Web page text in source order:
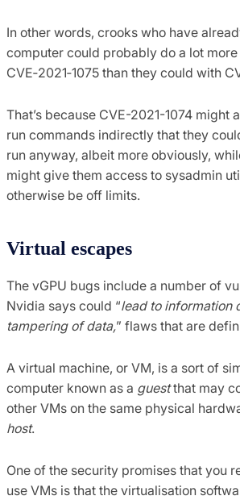
In other words, crooks who have
computer could probably do a lot
CVE‑2021‑1075 than they could with
That’s because CVE-2021-1074 might
run commands indirectly that they
run anyway, albeit more obviously,
might give them access to sysadmin
otherwise be off limits.
Virtual escapes
The vGPU bugs include a number of
Nvidia says could “lead to information
tampering of data,” flaws that are
A virtual machine, or VM, is a sort of
computer known as a guestthat may
other VMs on the same physical
host.
One of the security promises that you
use VMs is that the virtualisation